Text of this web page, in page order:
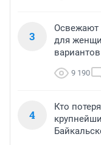
3
Освежают
для
9 190
4
Кто